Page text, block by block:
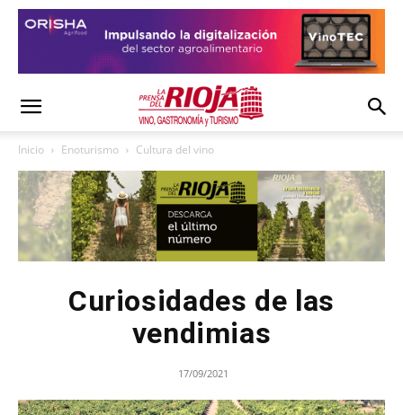
Inicio Enoturismo Cultura del vino
Curiosidades de las
vendimias
17/09/2021